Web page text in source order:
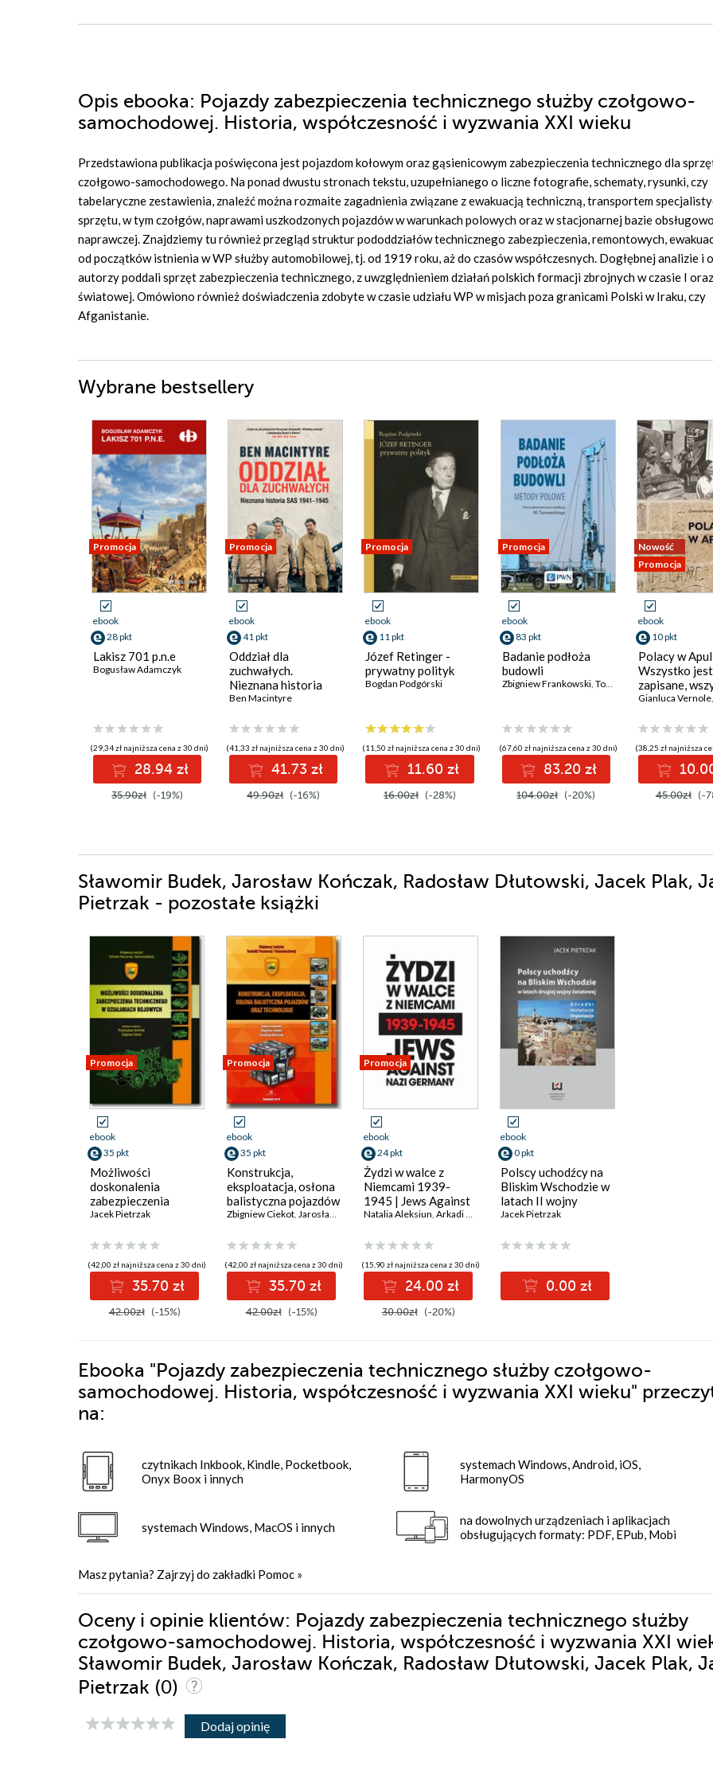
Opis ebooka: Pojazdy zabezpieczenia technicznego służby czołgowo-
samochodowej. Historia, współczesność i wyzwania XXI wieku
Przedstawiona publikacja poświęcona jest pojazdom kołowym oraz gąsienicowym zabezpieczenia technicznego dla
czołgowo-samochodowego. Na ponad dwustu stronach tekstu, uzupełnianego o liczne fotografie, schematy, rysunki, czy
tabelaryczne zestawienia, znaleźć można rozmaite zagadnienia związane z ewakuacją techniczną, transportem
sprzętu, w tym czołgów, naprawami uszkodzonych pojazdów w warunkach polowych oraz w stacjonarnej bazie
naprawczej. Znajdziemy tu również przegląd struktur pododdziałów technicznego zabezpieczenia, remontowych,
od początków istnienia w WP służby automobilowej, tj. od 1919 roku, aż do czasów współczesnych. Dogłębnej analizie i
autorzy poddali sprzęt zabezpieczenia technicznego, z uwzględnieniem działań polskich formacji zbrojnych w czasie I
światowej. Omówiono również doświadczenia zdobyte w czasie udziału WP w misjach poza granicami Polski w Iraku, czy
Afganistanie.
Wybrane bestsellery
Promocja
ebook
28 pkt
Lakisz 701 p.n.e
Bogusław Adamczyk
(29,34 zł najniższa cena z 30 dni)
28.94 zł
35.90zł (-19%)
Promocja
ebook
41 pkt
Oddział dla
zuchwałych.
Nieznana historia
SAS 1941-1945
Ben Macintyre
(41,33 zł najniższa cena z 30 dni)
41.73 zł
49.90zł (-16%)
Promocja
ebook
11 pkt
Józef Retinger -
prywatny polityk
Bogdan Podgórski
(11,50 zł najniższa cena z 30 dni)
11.60 zł
16.00zł (-28%)
Promocja
ebook
83 pkt
Badanie podłoża
budowli
Zbigniew Frankowski, Tomasz Godlewski ,
(67,60 zł najniższa cena z 30 dni)
83.20 zł
104.00zł (-20%)
Nowość
Promocja
ebook
10 pkt
Polacy w
Wszystko jest
zapisane,
dokonane...
światu
Gianluca Vernole,
(38,25 zł najniższa
45.00zł (-
Sławomir Budek, Jarosław Kończak, Radosław Dłutowski, Jacek Plak,
Pietrzak - pozostałe książki
Promocja
ebook
35 pkt
Możliwości
doskonalenia
zabezpieczenia
technicznego w
Jacek Pietrzak
(42,00 zł najniższa cena z 30 dni)
35.70 zł
42.00zł (-15%)
Promocja
ebook
35 pkt
Konstrukcja,
eksploatacja, osłona
balistyczna pojazdów
oraz technologie
Zbigniew Ciekot, Jarosław Kończak
(42,00 zł najniższa cena z 30 dni)
35.70 zł
42.00zł (-15%)
Promocja
ebook
24 pkt
Żydzi w walce z
Niemcami 1939-
1945 | Jews Against
Nazi Germany 1939-
Natalia Aleksiun, Arkadi Zelcer Andrei Zamoiski
(15,90 zł najniższa cena z 30 dni)
24.00 zł
30.00zł (-20%)
ebook
0 pkt
Polscy uchodźcy na
Bliskim Wschodzie w
latach II wojny
światowej. Ośrodki,
organizacje
Jacek Pietrzak
0.00 zł
Ebooka "Pojazdy zabezpieczenia technicznego służby czołgowo-
samochodowej. Historia, współczesność i wyzwania XXI wieku"
na:
czytnikach Inkbook, Kindle, Pocketbook,
Onyx Boox i innych
systemach Windows, MacOS i innych
systemach Windows, Android, iOS,
HarmonyOS
na dowolnych urządzeniach i aplikacjach
obsługujących formaty: PDF, EPub, Mobi
Masz pytania? Zajrzyj do zakładki Pomoc »
Oceny i opinie klientów: Pojazdy zabezpieczenia technicznego służby
czołgowo-samochodowej. Historia, współczesność i wyzwania XXI
Sławomir Budek, Jarosław Kończak, Radosław Dłutowski, Jacek Plak,
Pietrzak (0)
Dodaj opinię